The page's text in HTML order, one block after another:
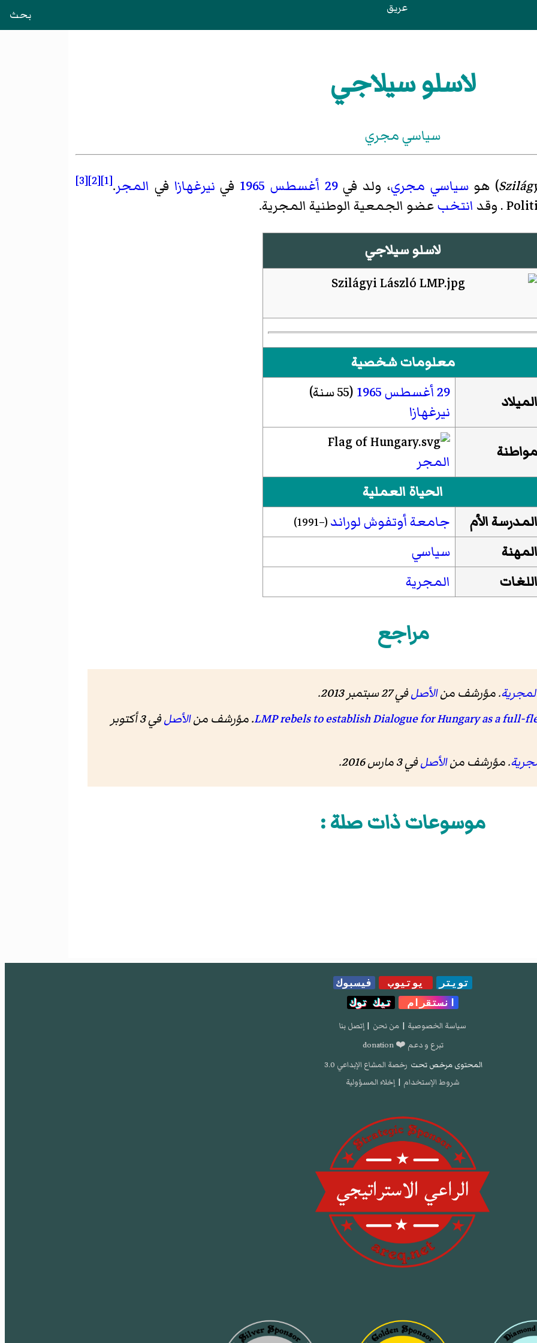
عريق بحث
لاسلو سيلاجي
سياسي مجري
)‏ هوسياسي مجري، ولد في29 أغسطس 1965 في نيرغهازا في المجر.
[1]
[2]
[3]
انتخبعضو الجمعية الوطنية المجرية.
لاسلو سيلاجي
معلومات شخصية
الميلاد
29 أغسطس 1965 (55 سنة)
نيرغهازا
مواطنة
المجر
الحياة العملية
المدرسة الأم
جامعة أوتفوش لوراند (–1991)
المهنة
سياسي
اللغات
المجرية
مراجع
. مؤرشف منالأصلفي 27 سبتمبر 2013.
الأصل
في 3 أكتوبر
. مؤرشف منالأصلفي 3 مارس 2016.
موسوعات ذات صلة :
تويتر يوتيوب
فيسبوك
انستقرام
تيك توك
سياسة الخصوصية | من نحن | إتصل بنا
تبرع و دعم ❤️ donation
المحتوى مرخص تحت رخصة المشاع الإبداعي 3.0
شروط الإستخدام | إخلاء المسؤولية